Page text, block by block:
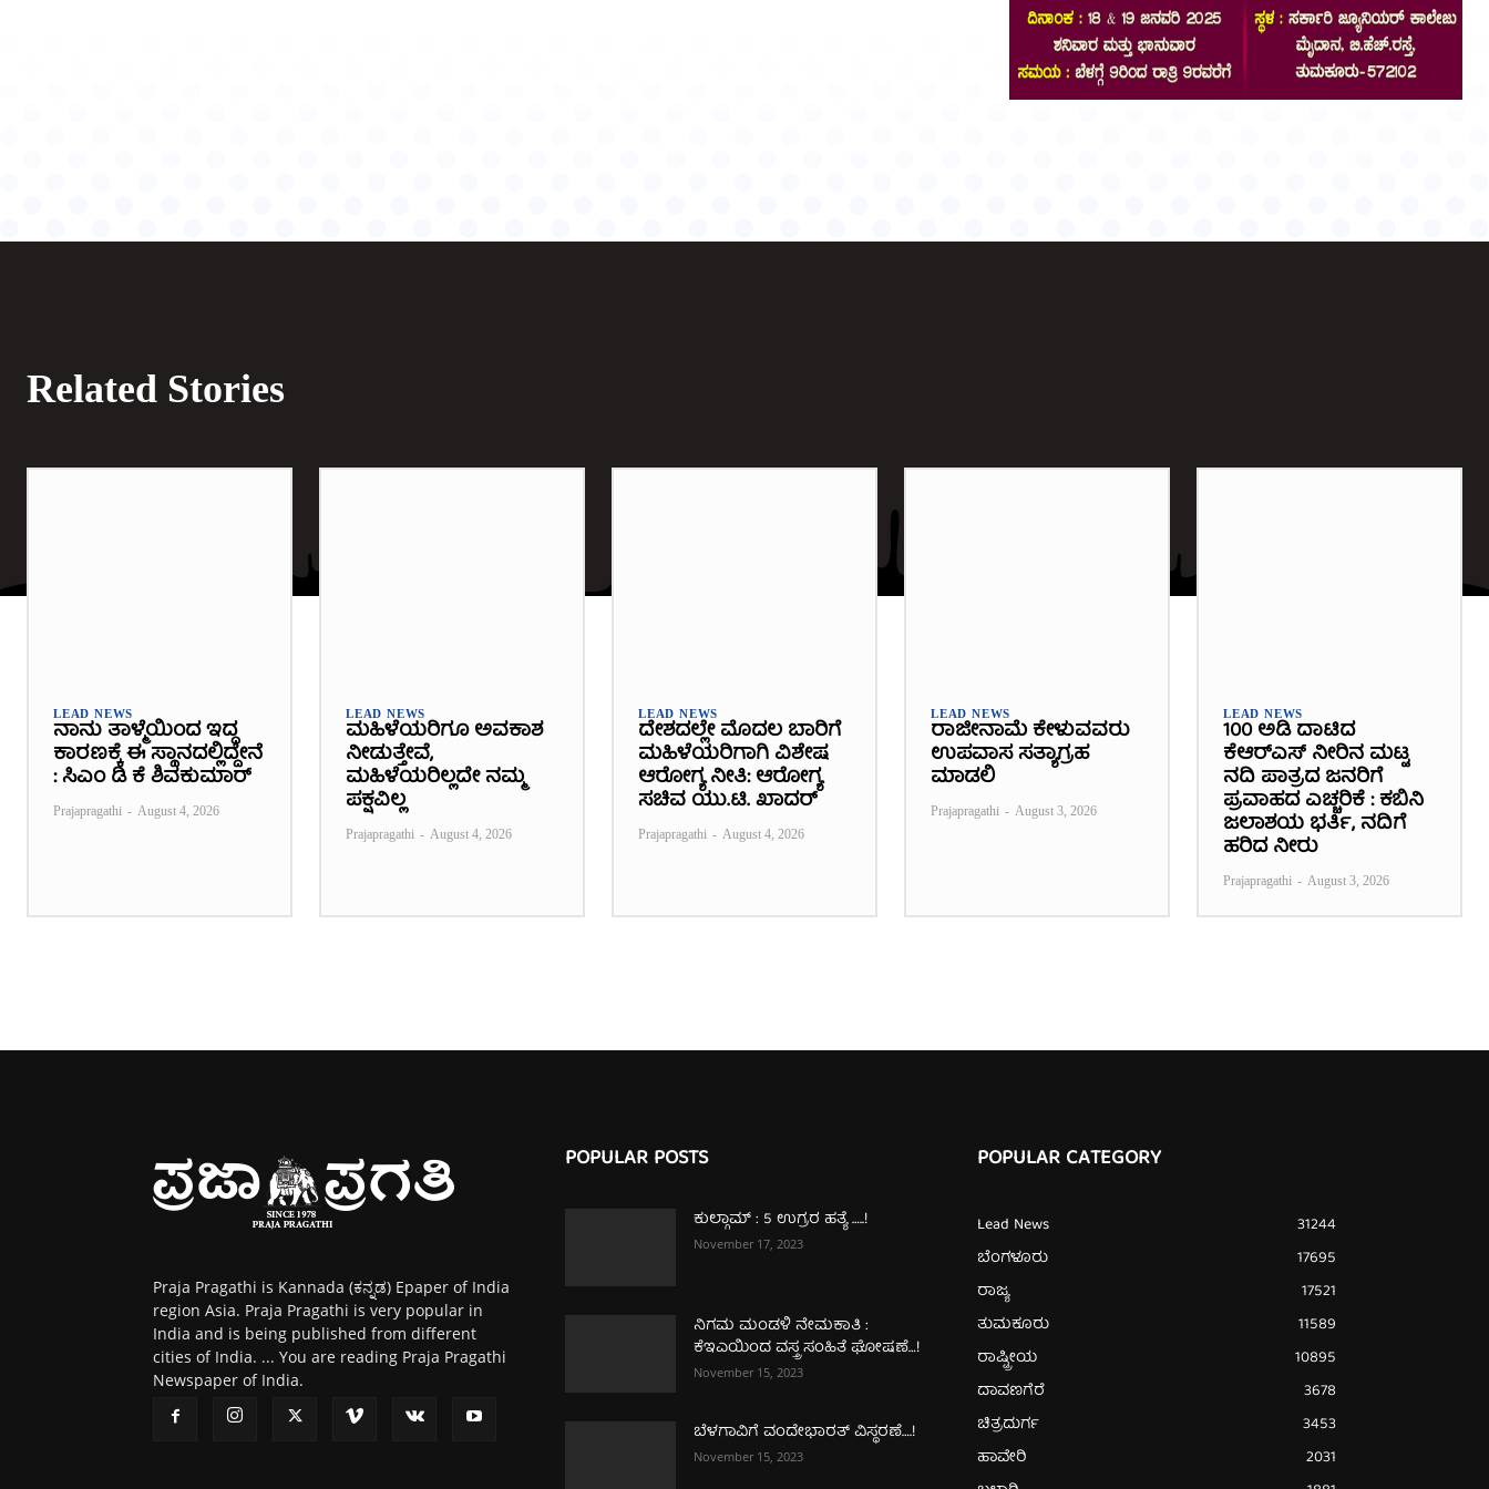
Related Stories
LEAD NEWS
ನಾನು ತಾಳ್ಮೆಯಿಂದ ಇದ್ದ
ಕಾರಣಕ್ಕೆ ಈ ಸ್ಥಾನದಲ್ಲಿದ್ದೇನೆ
: ಸಿಎಂ ಡಿ ಕೆ ಶಿವಕುಮಾರ್
Prajapragathi - August 4, 2026
LEAD NEWS
ಮಹಿಳೆಯರಿಗೂ ಅವಕಾಶ
ನೀಡುತ್ತೇವೆ,
ಮಹಿಳೆಯರಿಲ್ಲದೇ ನಮ್ಮ
ಪಕ್ಷವಿಲ್ಲ
Prajapragathi - August 4, 2026
LEAD NEWS
ದೇಶದಲ್ಲೇ ಮೊದಲ ಬಾರಿಗೆ
ಮಹಿಳೆಯರಿಗಾಗಿ ವಿಶೇಷ
ಆರೋಗ್ಯ ನೀತಿ: ಆರೋಗ್ಯ
ಸಚಿವ ಯು.ಟಿ. ಖಾದರ್
Prajapragathi - August 4, 2026
LEAD NEWS
ರಾಜೀನಾಮೆ ಕೇಳುವವರು
ಉಪವಾಸ ಸತ್ಯಾಗ್ರಹ
ಮಾಡಲಿ
Prajapragathi - August 3, 2026
LEAD NEWS
100 ಅಡಿ ದಾಟಿದ
ಕೆಆರ್‌ಎಸ್ ನೀರಿನ ಮಟ್ಟ
ನದಿ ಪಾತ್ರದ ಜನರಿಗೆ
ಪ್ರವಾಹದ ಎಚ್ಚರಿಕೆ : ಕಬಿನಿ
ಜಲಾಶಯ ಭರ್ತಿ, ನದಿಗೆ
ಹರಿದ ನೀರು
Prajapragathi - August 3, 2026
Praja Pragathi is Kannada (ಕನ್ನಡ) Epaper of India
region Asia. Praja Pragathi is very popular in
India and is being published from different
cities of India. ... You are reading Praja Pragathi
Newspaper of India.
POPULAR POSTS
ಕುಲ್ಗಾಮ್‌ : 5 ಉಗ್ರರ ಹತ್ಯೆ …..!
November 17, 2023
ನಿಗಮ ಮಂಡಳಿ ನೇಮಕಾತಿ :
ಕೆಇಎಯಿಂದ ವಸ್ತ್ರ ಸಂಹಿತೆ ಘೋಷಣೆ…!
November 15, 2023
ಬೆಳಗಾವಿಗೆ ವಂದೇಭಾರತ್‌ ವಿಸ್ಥರಣೆ….!
November 15, 2023
POPULAR CATEGORY
Lead News
31244
ಬೆಂಗಳೂರು
17695
ರಾಜ್ಯ
17521
ತುಮಕೂರು
11589
ರಾಷ್ಟ್ರೀಯ
10895
ದಾವಣಗೆರೆ
3678
ಚಿತ್ರದುರ್ಗ
3453
ಹಾವೇರಿ
2031